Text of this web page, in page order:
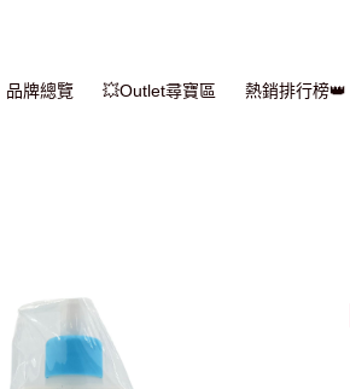
品牌總覽 💥Outlet尋寶區 熱銷排行榜👑